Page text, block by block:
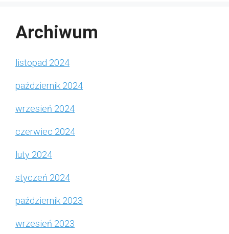
Archiwum
listopad 2024
październik 2024
wrzesień 2024
czerwiec 2024
luty 2024
styczeń 2024
październik 2023
wrzesień 2023